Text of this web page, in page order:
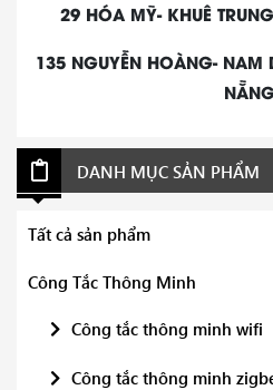
29 HÓA MỸ- KHUÊ
135 NGUYỄN HOÀNG-
DANH MỤC SẢN PHẨM
Tất cả sản phẩm
Công Tắc Thông Minh
Công tắc thông minh wifi
Công tắc thông minh